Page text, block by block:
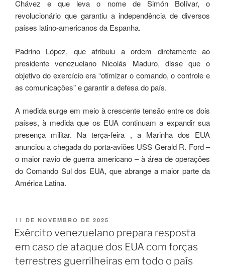
Chávez e que leva o nome de Simón Bolívar, o
revolucionário que garantiu a independência de diversos
países latino-americanos da Espanha.
Padrino López, que atribuiu a ordem diretamente ao
presidente venezuelano Nicolás Maduro, disse que o
objetivo do exercício era “otimizar o comando, o controle e
as comunicações” e garantir a defesa do país.
A medida surge em meio à crescente tensão entre os dois
países, à medida que os EUA continuam a expandir sua
presença militar. Na terça-feira , a Marinha dos EUA
anunciou a chegada do porta-aviões USS Gerald R. Ford –
o maior navio de guerra americano – à área de operações
do Comando Sul dos EUA, que abrange a maior parte da
América Latina.
11 DE NOVEMBRO DE 2025
Exército venezuelano prepara resposta
em caso de ataque dos EUA com forças
terrestres guerrilheiras em todo o país